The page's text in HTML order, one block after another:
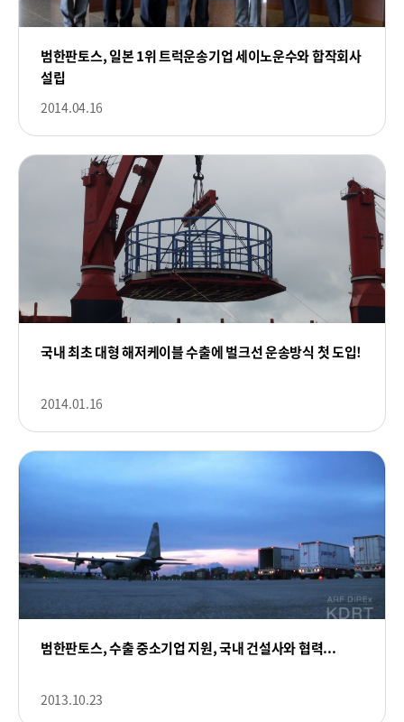
범한판토스, 일본 1위 트럭운송기업 세이노운수와 합작회사
설립
2014.04.16
국내 최초 대형 해저케이블 수출에 벌크선 운송방식 첫 도입!
2014.01.16
범한판토스, 수출 중소기업 지원, 국내 건설사와 협력...
2013.10.23